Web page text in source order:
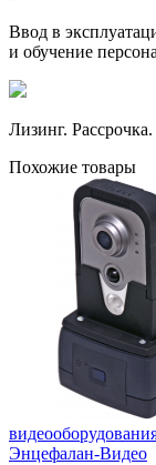
Ввод в
и обучение
Лизинг.
Похожие товары
Энцефалан-Видео